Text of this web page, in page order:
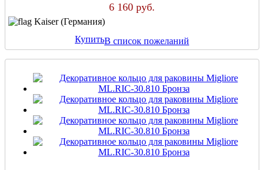
6 160 руб.
Kaiser (Германия)
КупитьВ список пожеланий